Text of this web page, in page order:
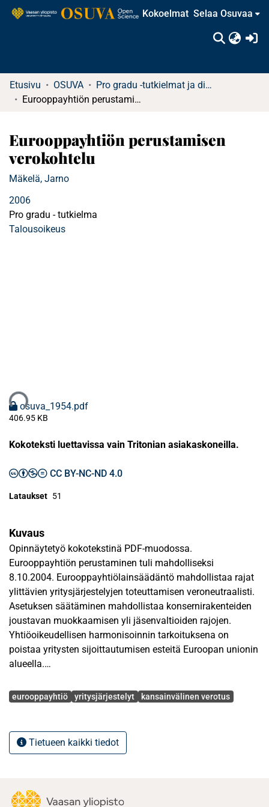
Kokoelmat Selaa Osuvaa
Etusivu OSUVA
Pro gradu -tutkielmat ja diplomityöt (rajattu saatavuus)
Eurooppayhtiön perustamisen verokohtelu
Eurooppayhtiön perustamisen
verokohtelu
Mäkelä, Jarno
2006
Pro gradu - tutkielma
Talousoikeus
osuva_1954.pdf
406.95 KB
Kokoteksti luettavissa vain Tritonian asiakaskoneilla.
CC BY-NC-ND 4.0
Lataukset 51
Kuvaus
Opinnäytetyö kokotekstinä PDF-muodossa.
Eurooppayhtiön perustaminen tuli mahdolliseksi
8.10.2004. Eurooppayhtiölainsäädäntö mahdollistaa rajat
ylittävien yritysjärjestelyjen toteuttamisen veroneutraalisti.
Asetuksen säätäminen mahdollistaa konsernirakenteiden
joustavan muokkaamisen yli jäsenvaltioiden rajojen.
Yhtiöoikeudellisen harmonisoinnin tarkoituksena on
poistaa yritysten sijoittautumisen esteitä Euroopan unionin
alueella.
Eurooppayhtiöasetus ei sisällä vero-oikeudellista
säätämisen myötä. Suomessa yritysjärjestelydirektiivi on
implementoitu elinkeinotulon verottamisesta annetun lain
selvittämistä ja näin ollen aiheuttaa ylimääräisiä
Avainsanat
eurooppayhtiö yritysjärjestelyt kansainvälinen verotus
Tietueen kaikki tiedot